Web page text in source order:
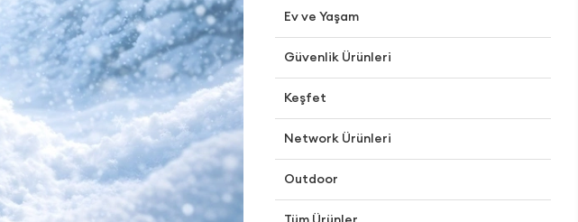
Ev ve Yaşam
Güvenlik Ürünleri
Keşfet
Network Ürünleri
Outdoor